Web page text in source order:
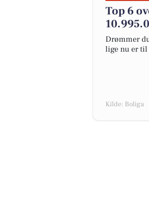
Top 6
Drømmer
lige nu er til
Kilde: Boliga